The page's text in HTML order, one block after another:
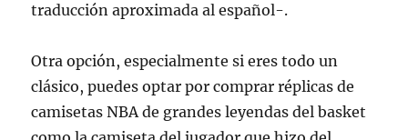
traducción aproximada al español-.
Otra opción, especialmente si eres todo un
clásico, puedes optar por comprar réplicas de
camisetas NBA de grandes leyendas del basket